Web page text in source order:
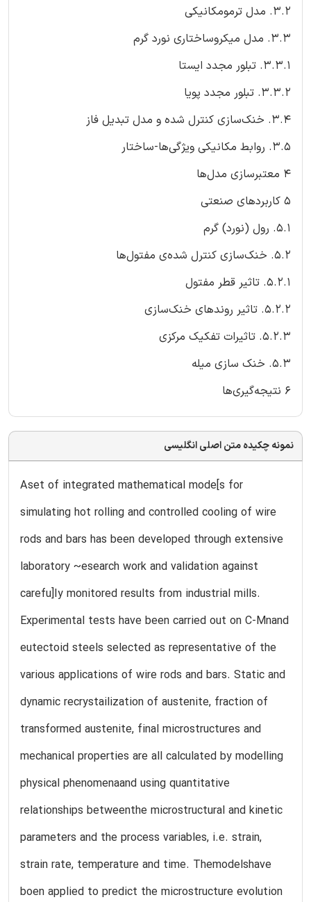
۳.۲. مدل ترمومکانیکی
۳.۳. مدل میکروساختاری نورد گرم
۳.۳.۱. تبلور مجدد ایستا
۳.۳.۲. تبلور مجدد پویا
۳.۴. خنک‌سازی کنترل شده و مدل تبدیل فاز
۳.۵. روابط مکانیکی ویژگی‌ها-ساختار
۴ معتبرسازی مدل‌ها
۵ کاربردهای صنعتی
۵.۱. رول (نورد) گرم
۵.۲. خنک‌سازی کنترل شده‌ی مفتول‌ها
۵.۲.۱. تاثیر قطر مفتول
۵.۲.۲. تاثیر روندهای خنک‌سازی
۵.۲.۳. تاثیرات تفکیک مرکزی
۵.۳. خنک سازی میله
۶ نتیجه‌گیری‌ها
نمونه چکیده متن اصلی انگلیسی
Aset of integrated mathematical mode[s for
simulating hot rolling and controlled cooling of wire
rods and bars has been developed through extensive
laboratory ~esearch work and validation against
carefu]Iy monitored results from industrial mills.
Experimental tests have been carried out on C-Mnand
eutectoid steels selected as representative of the
various applications of wire rods and bars. Static and
dynamic recrystailization of austenite, fraction of
transformed austenite, final microstructures and
mechanical properties are all calculated by modelling
physical phenomenaand using quantitative
relationships betweenthe microstructural and kinetic
parameters and the process variables, i.e. strain,
strain rate, temperature and time. Themodelshave
boen applied to predict the microstructure evolution